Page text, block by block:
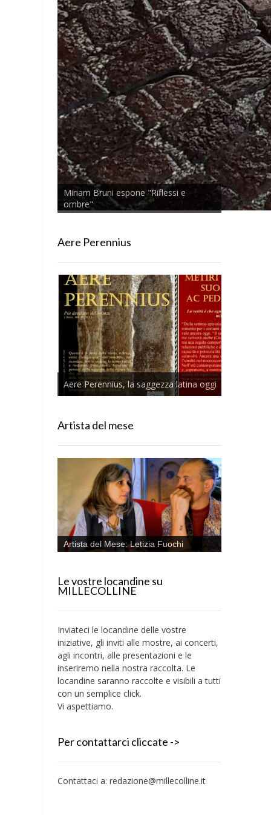
Miriam Bruni espone "Riflessi e
ombre"
Aere Perennius
Aere Perennius, la saggezza latina oggi
Artista del mese
Artista del Mese: Letizia Fuochi
Le vostre locandine su
MILLECOLLINE
Inviateci le locandine delle vostre
iniziative, gli inviti alle mostre, ai concerti,
agli incontri, alle presentazioni e le
inseriremo nella nostra raccolta. Le
locandine saranno raccolte e visibili a tutti
con un semplice click.
Vi aspettiamo.
Per contattarci cliccate ->
Contattaci a: redazione@millecolline.it